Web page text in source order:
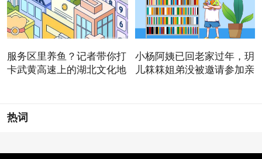
服务区里养鱼？记者带你打
卡武黄高速上的湖北文化地
小杨阿姨已回老家过年，玥
儿箖箖姐弟没被邀请参加亲
热词